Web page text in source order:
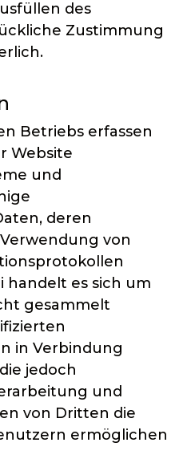
des
Zustimmung
Betriebs erfassen
Website
und
deren
von
handelt es sich um
gesammelt
in Verbindung
jedoch
und
von Dritten die
ermöglichen